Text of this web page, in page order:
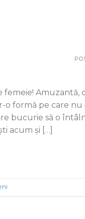
femeie!
formă pe care nu
bucurie să o
acum şi […]